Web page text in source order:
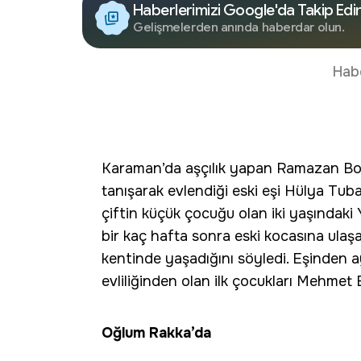
Haberlerimizi Google'da Takip
Gelişmelerden anında haberdar olun.
Karaman’da aşçılık yapan Ramazan
tanışarak evlendiği eski eşi Hülya
çiftin küçük çocuğu olan iki yaşındaki
bir kaç hafta sonra eski kocasına
kentinde yaşadığını söyledi. Eşinden
evliliğinden olan ilk çocukları
Oğlum Rakka’da